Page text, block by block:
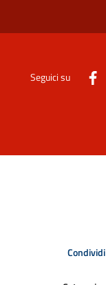
Seguici su
Condividi